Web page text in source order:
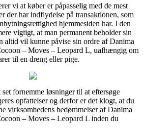
vi at køber er påpasselig med de mest
der har indflydelse på transaktionen, som
hjemmesiden har. I den
vigtigt, at man permanent beholder sin
altid vil kunne påvise sin ordre af Danima
– Moves – Leopard L, uafhængig om
til en dreng eller pige.
fornemme løsninger til at eftersøge
opfattelser og derfor er det klogt, at du
virksomhedens bedømmelser af Danima
– Moves – Leopard L inden du